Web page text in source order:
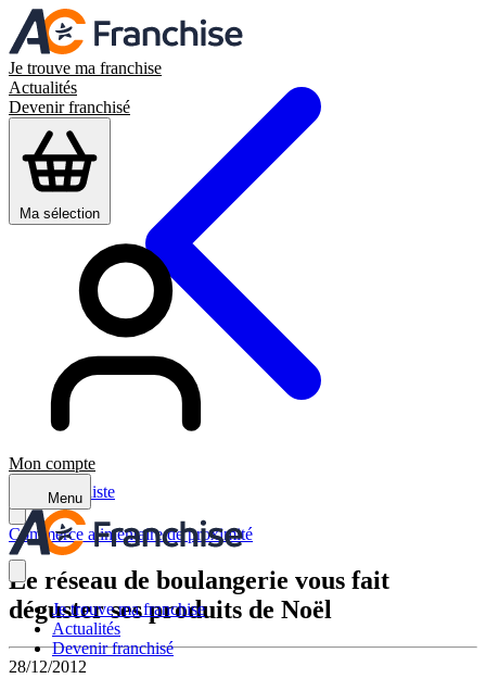
Je trouve ma franchise
Actualités
Devenir franchisé
Ma sélection
Mon compte
Menu
Je trouve ma franchise
Actualités
Devenir franchisé
Retour à la liste
Commerce alimentaire de proximité
Le réseau de boulangerie vous fait
déguster ses produits de Noël
28/12/2012